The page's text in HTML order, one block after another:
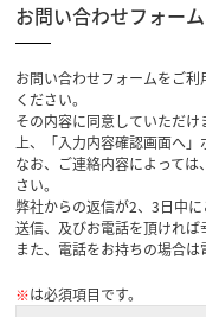
お問い合わせフォーム
お問い合わせフォームをご
ください。
その内容に同意していただ
上、「入力内容確認画面へ」
なお、ご連絡内容によって
さい。
弊社からの返信が2、3日中
送信、及びお電話を頂ければ
また、電話をお持ちの場合は
※は必須項目です。